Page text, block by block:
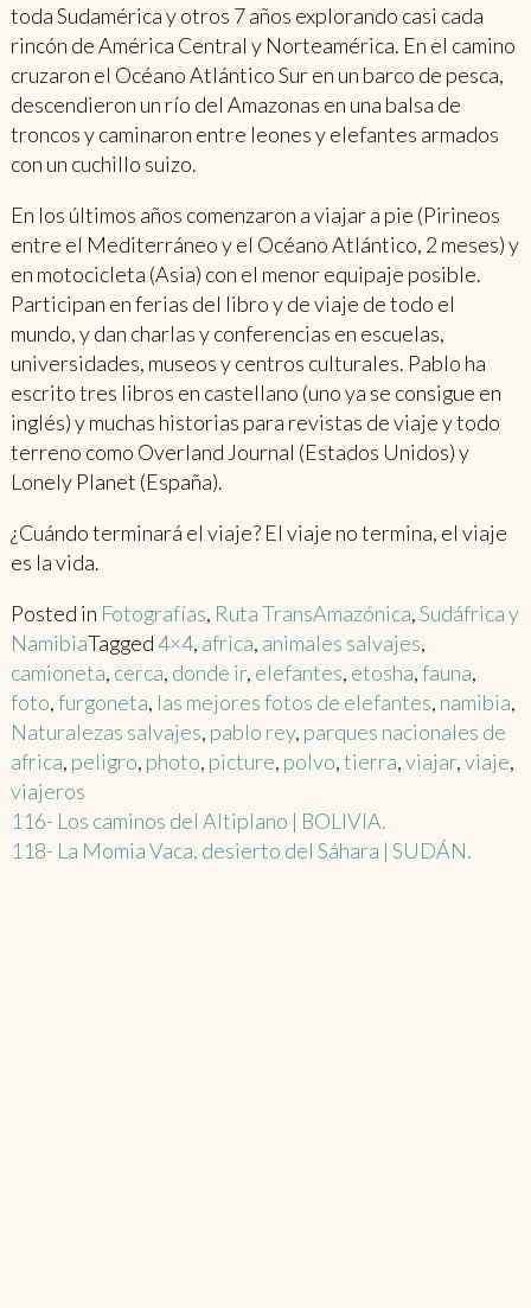
toda Sudamérica y otros 7 años explorando casi cada
rincón de América Central y Norteamérica. En el camino
cruzaron el Océano Atlántico Sur en un barco de pesca,
descendieron un río del Amazonas en una balsa de
troncos y caminaron entre leones y elefantes armados
con un cuchillo suizo.
En los últimos años comenzaron a viajar a pie (Pirineos
entre el Mediterráneo y el Océano Atlántico, 2 meses) y
en motocicleta (Asia) con el menor equipaje posible.
Participan en ferias del libro y de viaje de todo el
mundo, y dan charlas y conferencias en escuelas,
universidades, museos y centros culturales. Pablo ha
escrito tres libros en castellano (uno ya se consigue en
inglés) y muchas historias para revistas de viaje y todo
terreno como Overland Journal (Estados Unidos) y
Lonely Planet (España).
¿Cuándo terminará el viaje? El viaje no termina, el viaje
es la vida.
Posted in Fotografías, Ruta TransAmazónica,Sudáfrica y
NamibiaTagged4×4, africa, animales salvajes,
camioneta, cerca, donde ir, elefantes, etosha,fauna,
foto,furgoneta, las mejores fotos de elefantes, namibia,
Naturalezas salvajes, pablo rey, parques nacionales de
africa, peligro, photo, picture, polvo,tierra,viajar,viaje,
viajeros
Post
navigation
116- Los caminos del Altiplano | BOLIVIA.
118- La Momia Vaca, desierto del Sáhara | SUDÁN.